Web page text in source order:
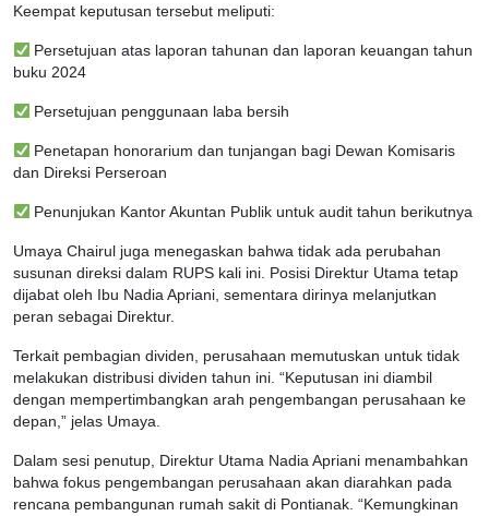
Keempat keputusan tersebut meliputi:
Persetujuan atas laporan tahunan dan laporan keuangan tahun
buku 2024
Persetujuan penggunaan laba bersih
Penetapan honorarium dan tunjangan bagi Dewan Komisaris
dan Direksi Perseroan
Penunjukan Kantor Akuntan Publik untuk audit tahun berikutnya
Umaya Chairul juga menegaskan bahwa tidak ada perubahan
susunan direksi dalam RUPS kali ini. Posisi Direktur Utama tetap
dijabat oleh Ibu Nadia Apriani, sementara dirinya melanjutkan
peran sebagai Direktur.
Terkait pembagian dividen, perusahaan memutuskan untuk tidak
melakukan distribusi dividen tahun ini. “Keputusan ini diambil
dengan mempertimbangkan arah pengembangan perusahaan ke
depan,” jelas Umaya.
Dalam sesi penutup, Direktur Utama Nadia Apriani menambahkan
bahwa fokus pengembangan perusahaan akan diarahkan pada
rencana pembangunan rumah sakit di Pontianak. “Kemungkinan